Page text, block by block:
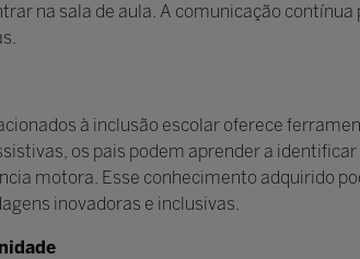
na sala de aula. A comunicação
à inclusão escolar oferece
os pais podem aprender a
motora. Esse conhecimento adquirido
inovadoras e inclusivas.